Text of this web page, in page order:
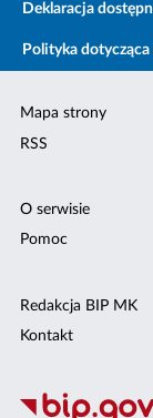
Deklaracja
Polityka
Mapa strony
RSS
O serwisie
Pomoc
Redakcja BIP MK
Kontakt